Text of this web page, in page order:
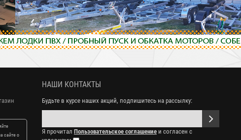
сайте о
НАШИ КОНТАКТЫ
Будьте в курсе наших акций, подпишитесь на рассылку:
Я прочитал Пользовательское соглашение и согласен с